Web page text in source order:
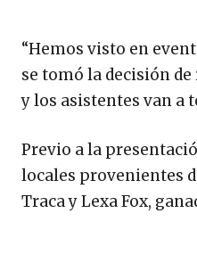
“Hemos visto en
se tomó la decisión
y los asistentes van a
Previo a la
locales provenientes
Traca y Lexa Fox,